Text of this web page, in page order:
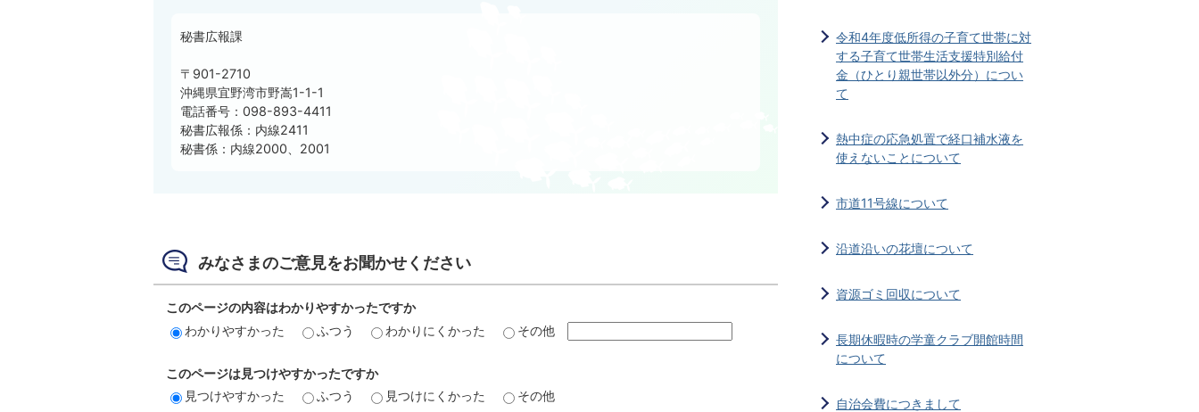
秘書広報課
〒901-2710
沖縄県宜野湾市野嵩1-1-1
電話番号：098-893-4411
秘書広報係：内線2411
秘書係：内線2000、2001
みなさまのご意見をお聞かせください
このページの内容はわかりやすかったですか
わかりやすかった
ふつう わかりにくかった その他
このページは見つけやすかったですか
見つけやすかった
ふつう 見つけにくかった その他
令和4年度低所得の子育て世帯に対
する子育て世帯生活支援特別給付
金（ひとり親世帯以外分）につい
て
熱中症の応急処置で経口補水液を
使えないことについて
市道11号線について
沿道沿いの花壇について
資源ゴミ回収について
長期休暇時の学童クラブ開館時間
について
自治会費につきまして